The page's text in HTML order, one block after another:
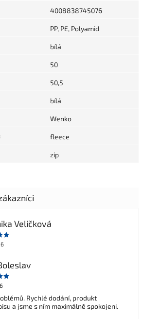
4008838745076
PP, PE, Polyamid
bílá
50
50,5
bílá
Wenko
: fleece
zip
Veličková
Rychlé dodání, produkt
a jsme s ním maximálně spokojeni.